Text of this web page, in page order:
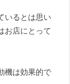
いるとは思い
お店にとって
機は効果的で